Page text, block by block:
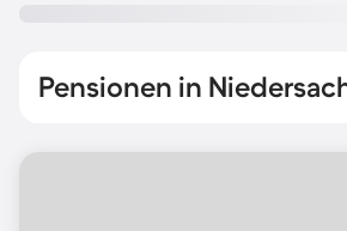
Pensionen in